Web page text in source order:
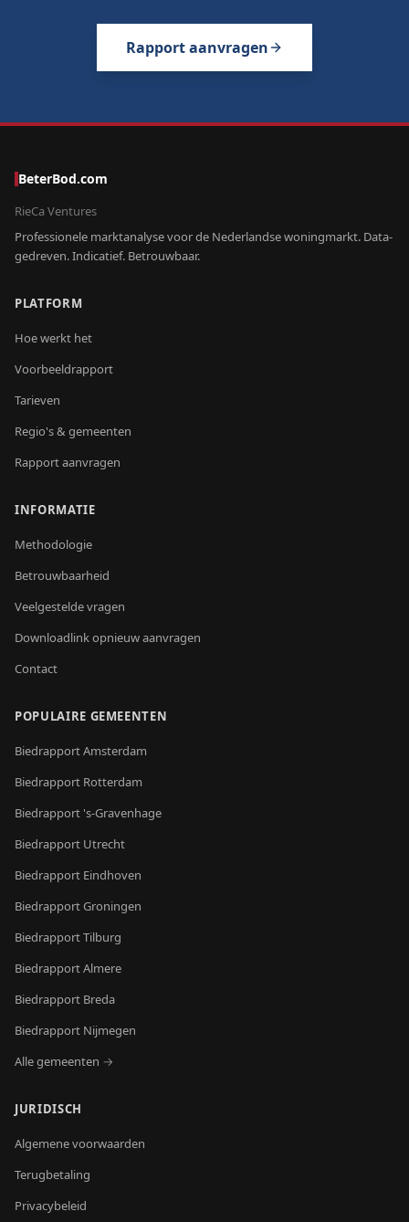
Rapport aanvragen
BeterBod.com
RieCa Ventures
Professionele marktanalyse voor de Nederlandse woningmarkt. Data-
gedreven. Indicatief. Betrouwbaar.
PLATFORM
Hoe werkt het
Voorbeeldrapport
Tarieven
Regio's & gemeenten
Rapport aanvragen
INFORMATIE
Methodologie
Betrouwbaarheid
Veelgestelde vragen
Downloadlink opnieuw aanvragen
Contact
POPULAIRE GEMEENTEN
BiedrapportAmsterdam
Biedrapport Rotterdam
Biedrapport 's-Gravenhage
Biedrapport Utrecht
Biedrapport Eindhoven
BiedrapportGroningen
BiedrapportTilburg
BiedrapportAlmere
Biedrapport Breda
Biedrapport Nijmegen
Alle gemeenten →
JURIDISCH
Algemene voorwaarden
Terugbetaling
Privacybeleid